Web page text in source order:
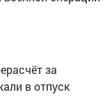
за
в отпуск